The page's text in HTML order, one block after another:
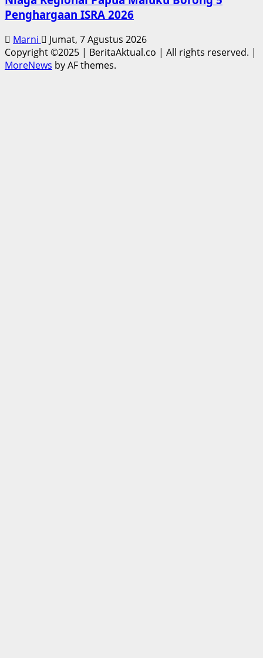
Penghargaan ISRA 2026
Marni
Jumat, 7 Agustus 2026
Copyright ©2025 | BeritaAktual.co | All rights reserved. |
MoreNews by AF themes.